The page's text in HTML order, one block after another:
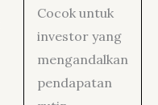
Cocok untuk
investor yang
mengandalkan
pendapatan